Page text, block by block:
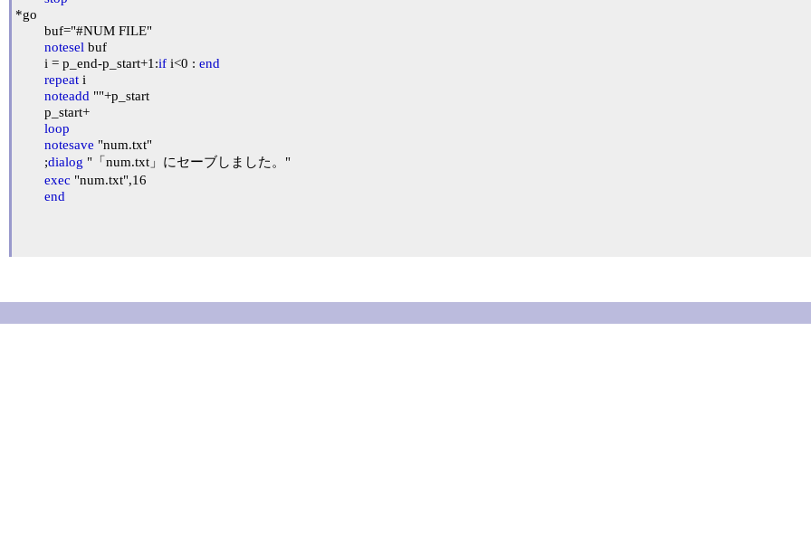
*go
notesel buf
	i = p_end-p_start+1:
if i<0 : end
repeat i
noteadd ""+p_start
loop
notesave "num.txt"
	;
dialog "「num.txt」にセーブしました。"
exec "num.txt",16
end